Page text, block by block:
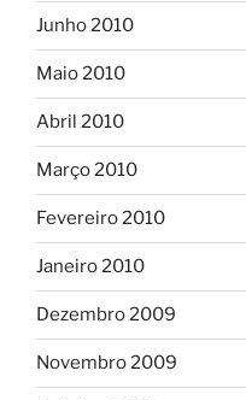
Junho 2010
Maio 2010
Abril 2010
Março 2010
Fevereiro 2010
Janeiro 2010
Dezembro 2009
Novembro 2009